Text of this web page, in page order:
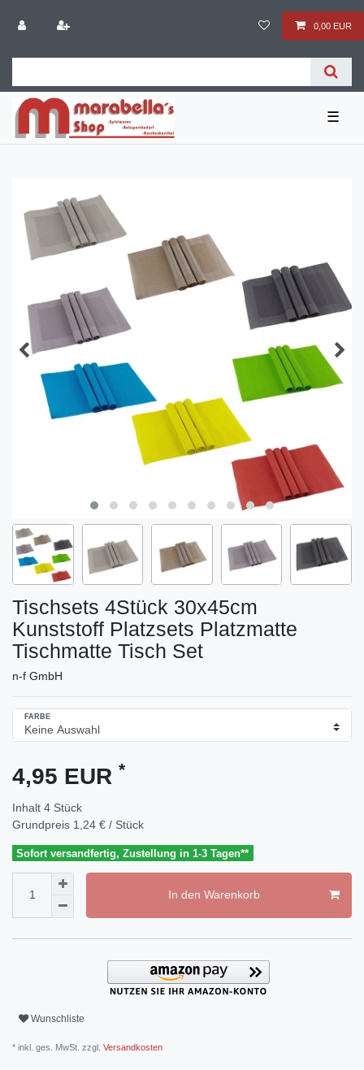
0,00 EUR
☰
Tischsets 4Stück 30x45cm
Kunststoff Platzsets Platzmatte
Tischmatte Tisch Set
n-f GmbH
FARBE
4,95 EUR *
Inhalt 4 Stück
Grundpreis 1,24 € / Stück
Sofort versandfertig, Zustellung in 1-3 Tagen**
In den Warenkorb
Wunschliste
* inkl. ges. MwSt. zzgl. Versandkosten